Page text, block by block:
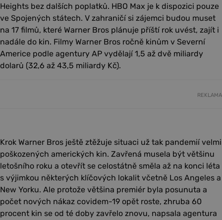
Heights bez dalších poplatků. HBO Max je k dispozici pouze
ve Spojených státech. V zahraničí si zájemci budou muset
na 17 filmů, které Warner Bros plánuje příští rok uvést, zajít i
nadále do kin. Filmy Warner Bros ročně kinům v Severní
Americe podle agentury AP vydělají 1,5 až dvě miliardy
dolarů (32,6 až 43,5 miliardy Kč).
REKLAMA
Krok Warner Bros ještě ztěžuje situaci už tak pandemií velmi
poškozených amerických kin. Zavřená musela být většinu
letošního roku a otevřít se celostátně směla až na konci léta
s výjimkou některých klíčových lokalit včetně Los Angeles a
New Yorku. Ale protože většina premiér byla posunuta a
počet nových nákaz covidem-19 opět roste, zhruba 60
procent kin se od té doby zavřelo znovu, napsala agentura